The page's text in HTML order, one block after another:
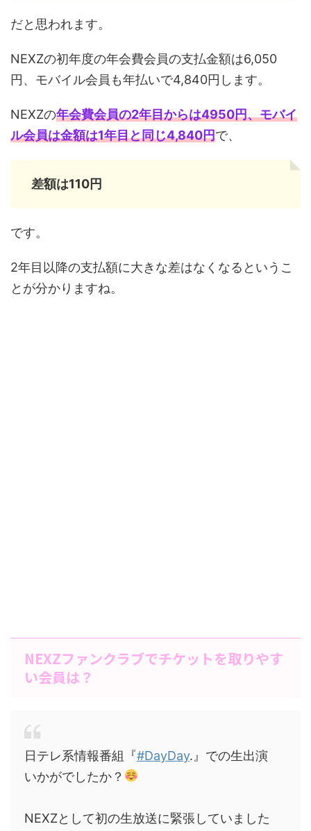
だと思われます。
NEXZの初年度の年会費会員の支払金額は6,050
円、モバイル会員も年払いで4,840円します。
NEXZの年会費会員の2年目からは4950円、モバイ
ル会員は金額は1年目と同じ4,840円で、
差額は110円
です。
2年目以降の支払額に大きな差はなくなるというこ
とが分かりますね。
NEXZファンクラブでチケットを取りやす
い会員は？
日テレ系情報番組『#DayDay.』での生出演
いかがでしたか？
NEXZとして初の生放送に緊張していました